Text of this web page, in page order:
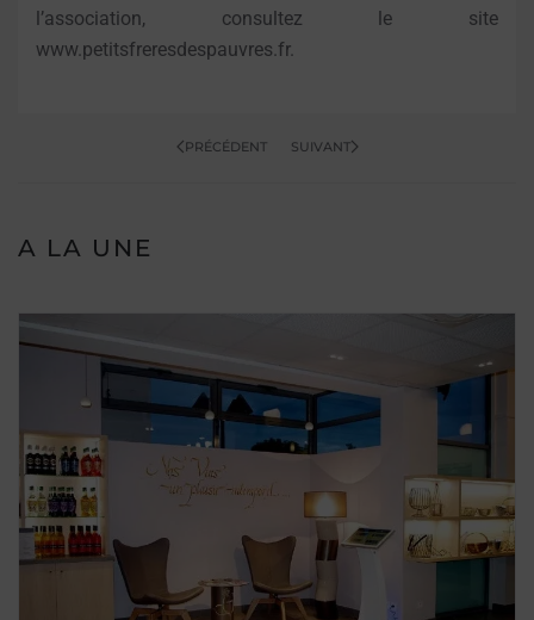
l’association, consultez le site
www.petitsfreresdespauvres.fr.
PRÉCÉDENT SUIVANT
A LA UNE